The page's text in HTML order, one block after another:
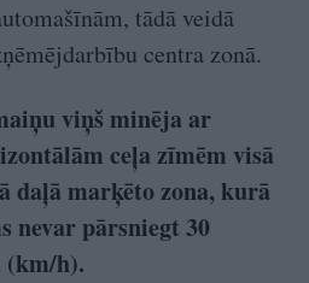
tādā veidā
centra zonā.
viņš minēja ar
ceļa zīmēm visā
daļā marķēto zona, kurā
nevar pārsniegt 30
(km/h).